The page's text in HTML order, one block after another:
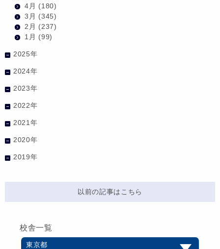
4月 (180)
3月 (345)
2月 (237)
1月 (99)
2025年
2024年
2023年
2022年
2021年
2020年
2019年
以前の記事はこちら
校舎一覧
東京都